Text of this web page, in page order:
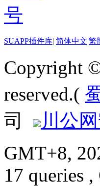
SUAPP插件库| 简体中文|繁
Copyright
reserved.(
司
川公
GMT+8,
17 queries